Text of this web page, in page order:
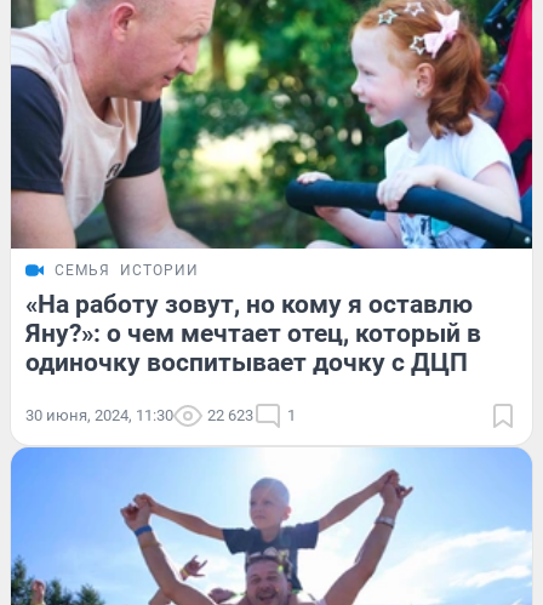
СЕМЬЯ ИСТОРИИ
«На работу зовут, но кому я оставлю
Яну?»: о чем мечтает отец, который в
одиночку воспитывает дочку с ДЦП
30 июня, 2024, 11:30 22 623 1